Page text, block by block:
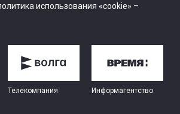
использования «cookie» –
Телекомпания Информагентство